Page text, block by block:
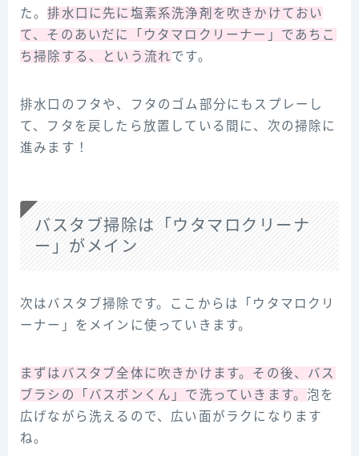
た。排水口に先に塩素系洗浄剤を吹きかけておい
て、そのあいだに「ウタマロクリーナー」であちこ
ち掃除する、という流れです。
排水口のフタや、フタのゴム部分にもスプレーし
て、フタを戻したら放置している間に、次の掃除に
進みます！
バスタブ掃除は「ウタマロクリーナ
ー」がメイン
次はバスタブ掃除です。ここからは「ウタマロクリ
ーナー」をメインに使っていきます。
まずはバスタブ全体に吹きかけます。その後、バス
ブラシの「バスボンくん」で洗っていきます。泡を
広げながら洗えるので、広い面がラクになります
ね。